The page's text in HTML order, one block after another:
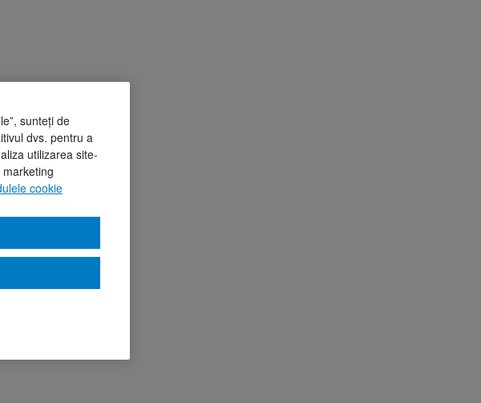
sunteți de
dvs. pentru a
utilizarea site-
cookie